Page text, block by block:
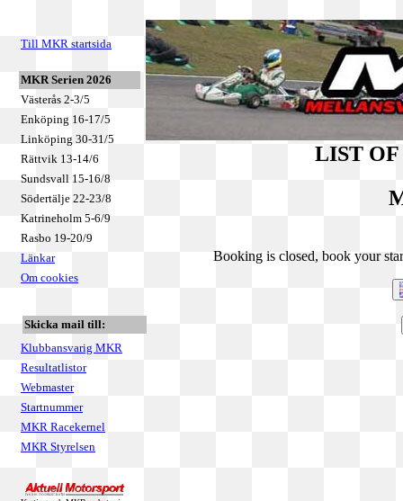
Till MKR startsida
MKR Serien 2026
Västerås 2-3/5
Enköping 16-17/5
Linköping 30-31/5
Rättvik 13-14/6
Sundsvall 15-16/8
Södertälje 22-23/8
Katrineholm 5-6/9
Rasbo 19-20/9
Länkar
Om cookies
Skicka mail till:
Klubbansvarig MKR
Resultatlistor
Webmaster
Startnummer
MKR Racekernel
MKR Styrelsen
LIST OF
Booking is closed, book your